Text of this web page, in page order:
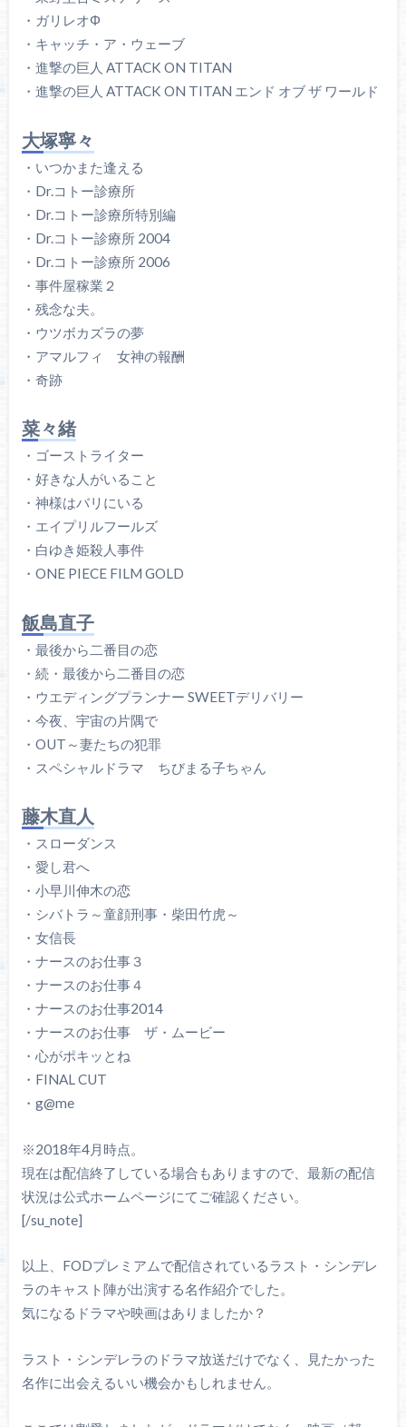
・ガリレオΦ
・キャッチ・ア・ウェーブ
・進撃の巨人 ATTACK ON TITAN
・進撃の巨人 ATTACK ON TITAN エンド オブ ザ ワールド
大塚寧々
・いつかまた逢える
・Dr.コトー診療所
・Dr.コトー診療所特別編
・Dr.コトー診療所 2004
・Dr.コトー診療所 2006
・事件屋稼業２
・残念な夫。
・ウツボカズラの夢
・アマルフィ 女神の報酬
・奇跡
菜々緒
・ゴーストライター
・好きな人がいること
・神様はバリにいる
・エイプリルフールズ
・白ゆき姫殺人事件
・ONE PIECE FILM GOLD
飯島直子
・最後から二番目の恋
・続・最後から二番目の恋
・ウエディングプランナー SWEETデリバリー
・今夜、宇宙の片隅で
・OUT～妻たちの犯罪
・スペシャルドラマ ちびまる子ちゃん
藤木直人
・スローダンス
・愛し君へ
・小早川伸木の恋
・シバトラ～童顔刑事・柴田竹虎～
・女信長
・ナースのお仕事３
・ナースのお仕事４
・ナースのお仕事2014
・ナースのお仕事 ザ・ムービー
・心がポキッとね
・FINAL CUT
・g@me
※2018年4月時点。
現在は配信終了している場合もありますので、最新の配信
状況は公式ホームページにてご確認ください。
[/su_note]
以上、FODプレミアムで配信されているラスト・シンデレ
ラのキャスト陣が出演する名作紹介でした。
気になるドラマや映画はありましたか？
ラスト・シンデレラのドラマ放送だけでなく、見たかった
名作に出会えるいい機会かもしれません。